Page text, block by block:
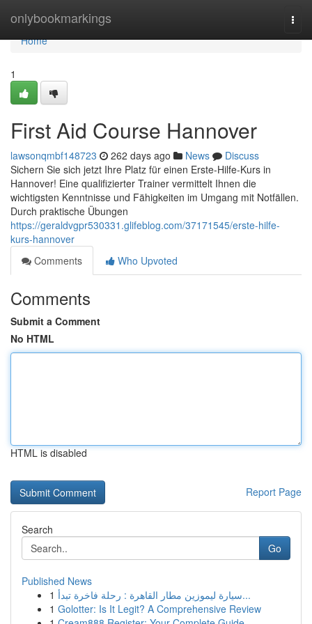
onlybookmarkings
Home
Home
1
First Aid Course Hannover
lawsonqmbf148723 262 days ago News
Discuss
Sichern Sie sich jetzt Ihre Platz für einen Erste-Hilfe-Kurs in
Hannover! Eine qualifizierter Trainer vermittelt Ihnen die
wichtigsten Kenntnisse und Fähigkeiten im Umgang mit Notfällen.
Durch praktische Übungen
https://geraldvgpr530331.glifeblog.com/37171545/erste-hilfe-
kurs-hannover
Comments
Who Upvoted
Comments
Submit a Comment
No HTML
HTML is disabled
Report Page
Search
Go
Published News
1
سيارة ليموزين مطار القاهرة : رحلة فاخرة تبدأ...
1 Golotter: Is It Legit? A Comprehensive Review